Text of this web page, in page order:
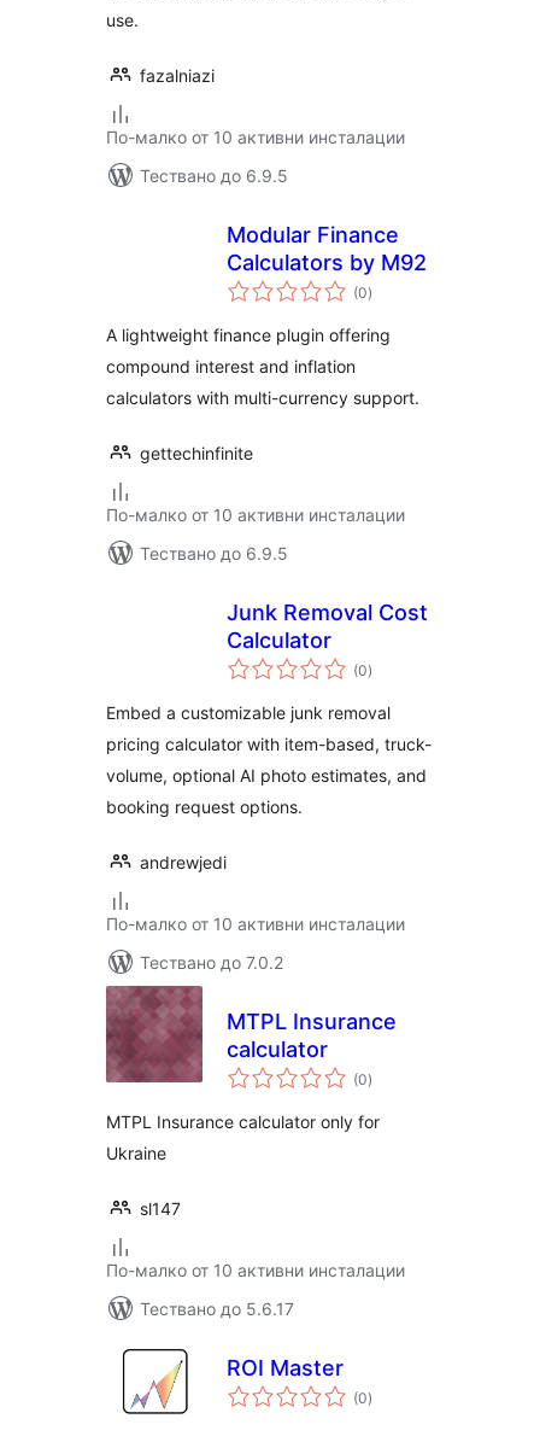
use.
fazalniazi
По-малко от 10 активни инсталации
Тествано до 6.9.5
Modular Finance
Calculators by M92
(0общо
оценки
)
A lightweight finance plugin offering
compound interest and inflation
calculators with multi-currency support.
gettechinfinite
По-малко от 10 активни инсталации
Тествано до 6.9.5
Junk Removal Cost
Calculator
(0общо
оценки
)
Embed a customizable junk removal
pricing calculator with item-based, truck-
volume, optional AI photo estimates, and
booking request options.
andrewjedi
По-малко от 10 активни инсталации
Тествано до 7.0.2
MTPL Insurance
calculator
(0общо
оценки
)
MTPL Insurance calculator only for
Ukraine
sl147
По-малко от 10 активни инсталации
Тествано до 5.6.17
ROI Master
(0общо
оценки
)